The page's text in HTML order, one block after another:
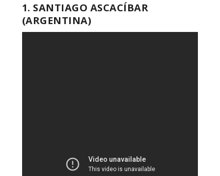
1. SANTIAGO ASCACÍBAR
(ARGENTINA)